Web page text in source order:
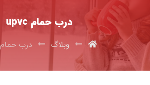
درب حمام upvc
وبلاگ درب حمام upvc